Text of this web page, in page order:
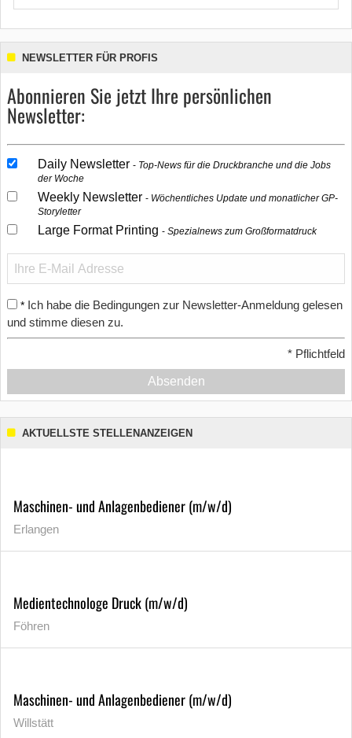
NEWSLETTER FÜR PROFIS
Abonnieren Sie jetzt Ihre persönlichen
Newsletter:
Daily Newsletter
Top-News für die Druckbranche und die Jobs
der Woche
Weekly Newsletter
Wöchentliches Update und monatlicher GP-
Storyletter
Large Format Printing Spezialnews zum Großformatdruck
* Ich habe die Bedingungen zur Newsletter-Anmeldung gelesen
und stimme diesen zu.
* Pflichtfeld
Absenden
AKTUELLSTE STELLENANZEIGEN
Maschinen- und Anlagenbediener (m/w/d)
Erlangen
Medientechnologe Druck (m/w/d)
Föhren
Maschinen- und Anlagenbediener (m/w/d)
Willstätt